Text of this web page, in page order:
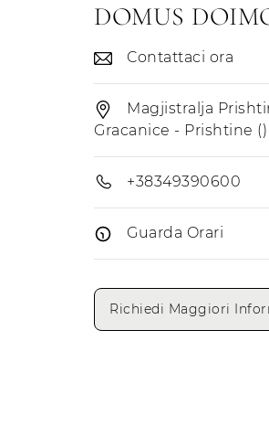
DOMUS
Contattaci ora
Magjistralja
Gracanice - Prishtine ()
+38349390600
Guarda Orari
Lunedì
Richiedi Maggiori